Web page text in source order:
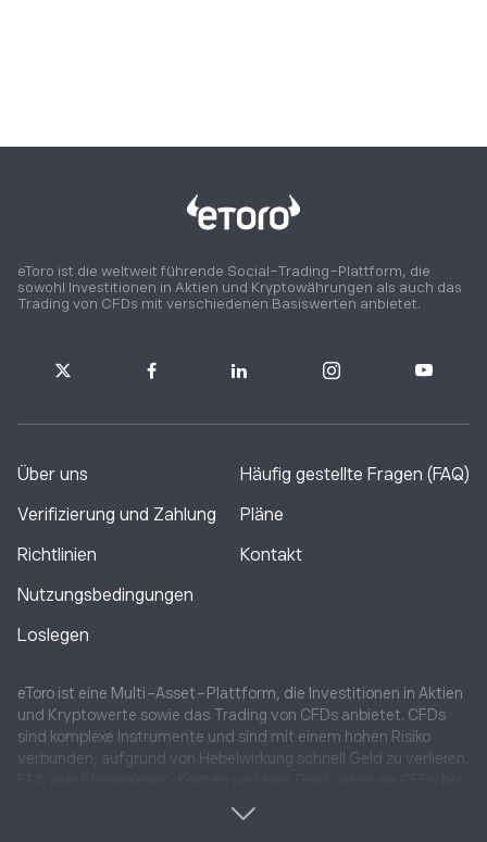
eToro ist die weltweit führende Social-Trading-Plattform, die
sowohl Investitionen in Aktien und Kryptowährungen als auch das
Trading von CFDs mit verschiedenen Basiswerten anbietet.
Über uns
Verifizierung und Zahlung
Richtlinien
Nutzungsbedingungen
Loslegen
Häufig gestellte Fragen (FAQ)
Pläne
Kontakt
eToro ist eine Multi-Asset-Plattform, die Investitionen in Aktien
und Kryptowerte sowie das Trading von CFDs anbietet. CFDs
sind komplexe Instrumente und sind mit einem hohen Risiko
verbunden, aufgrund von Hebelwirkung schnell Geld zu verlieren.
unbedingt im Voraus über die Risiken des CFD-Handels